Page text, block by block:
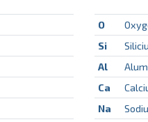
O
Si
Al
Ca
Na